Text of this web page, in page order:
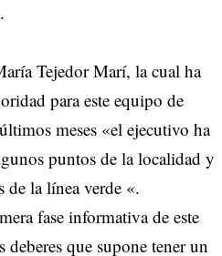
Tejedor Marí, la cual ha
para este equipo de
meses «el ejecutivo ha
puntos de la localidad y
de la línea verde «.
fase informativa de este
que supone tener un